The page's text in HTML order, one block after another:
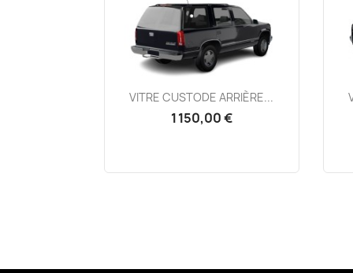
Aperçu rapide
VITRE CUSTODE ARRIÈRE...
1 150,00 €